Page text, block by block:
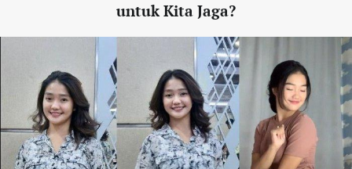
untuk Kita Jaga?